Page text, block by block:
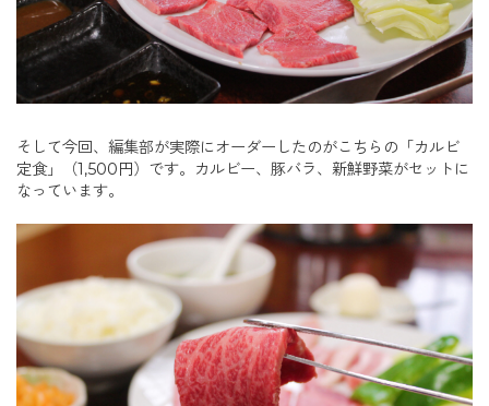
そして今回、編集部が実際にオーダーしたのがこちらの「カルビ
定食」（1,500円）です。カルビー、豚バラ、新鮮野菜がセットに
なっています。